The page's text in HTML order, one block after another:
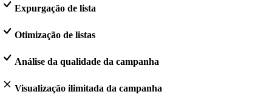
Expurgação de lista
Otimização de listas
Análise da qualidade da campanha
Visualização ilimitada da campanha